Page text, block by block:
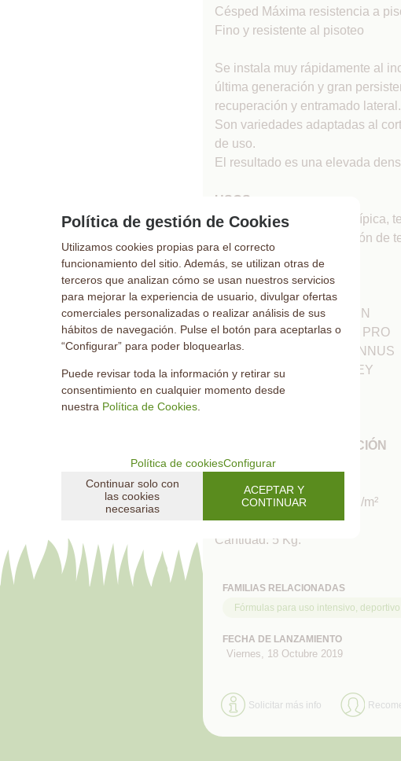
Césped Máxima resistencia a
Fino y resistente al pisoteo
Se instala muy rápidamente al
última generación y gran
recuperación y entramado lateral.
Son variedades adaptadas al
de uso.
El resultado es una elevada
USOS
Campos de fútbol, tenis, hípica,
máxima calidad. Producción de
COMPOSICIÓN
30% Poa pratensis PRAFIN
25% Poa pratensis FIELD PRO
25% Poa pratensis STRENNUS
20% Poa pratensis JERSEY
ÉPOCA DE SIEMBRA
RAPIDEZ DE GERMINACIÓN
3 semanas
Dosis de siembra: 15-20 g/m²
Cantidad: 5 Kg.
FAMILIAS RELACIONADAS
Fórmulas para uso intensivo, deportivo
FECHA DE LANZAMIENTO
Viernes, 18 Octubre 2019
Solicitar más info
Política de gestión de Cookies
Utilizamos cookies propias para el correcto
funcionamiento del sitio. Además, se utilizan otras de
terceros que analizan cómo se usan nuestros servicios
para mejorar la experiencia de usuario, divulgar ofertas
comerciales personalizadas o realizar análisis de sus
hábitos de navegación. Pulse el botón para aceptarlas o
“Configurar” para poder bloquearlas.
Puede revisar toda la información y retirar su
consentimiento en cualquier momento desde
nuestra Política de Cookies
Política de cookiesConfigurar
Continuar solo con
las cookies
necesarias
ACEPTAR Y
CONTINUAR